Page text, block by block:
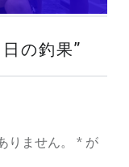
の釣果”
りません。 *が